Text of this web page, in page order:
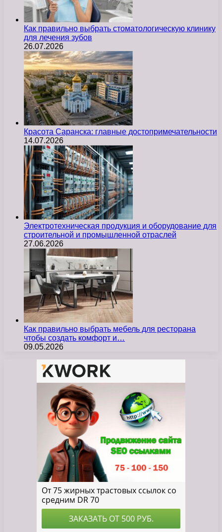
Как правильно выбрать стоматологическую клинику
для лечения зубов
26.07.2026
Красота Саранска: главные достопримечательности
14.07.2026
Электротехническая продукция и оборудование для
строительной и промышленной отраслей
27.06.2026
Как правильно выбрать мебель для ресторана
чтобы создать комфорт и…
09.05.2026